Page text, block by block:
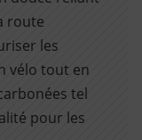
route
les
vélo tout en
tel
pour les